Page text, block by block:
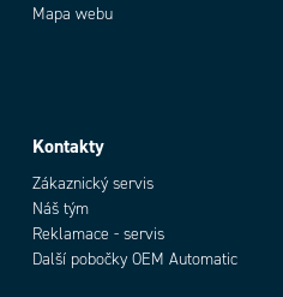
Mapa webu
Kontakty
Zákaznický servis
Náš tým
Reklamace - servis
Další pobočky OEM Automatic